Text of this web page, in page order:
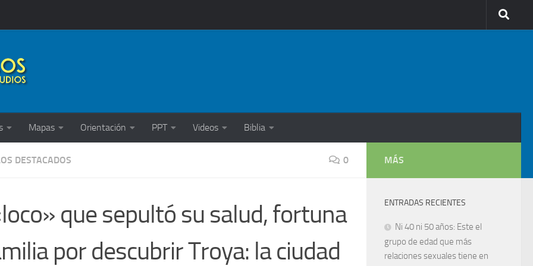
Mapas Orientación PPT Videos Biblia
DESTACADOS 0
que sepultó su salud, fortuna
por descubrir Troya: la ciudad
MÁS
ENTRADAS RECIENTES
Ni 40 ni 50 años: Este el
grupo de edad que más
relaciones sexuales tiene en